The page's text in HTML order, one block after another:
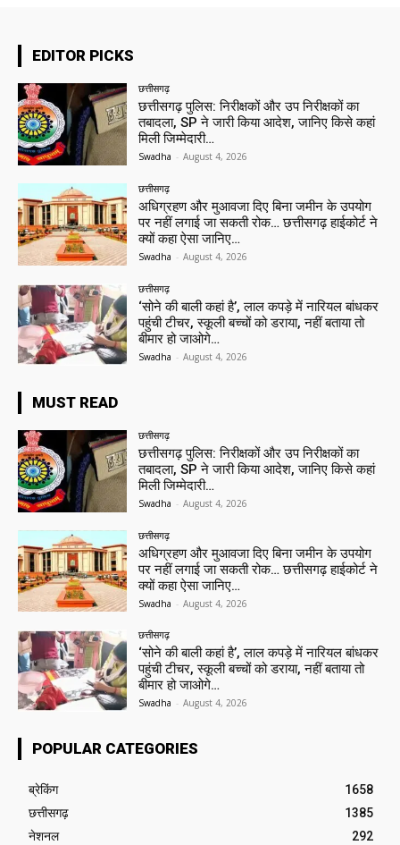
EDITOR PICKS
छत्तीसगढ़
छत्तीसगढ़ पुलिस: निरीक्षकों और उप निरीक्षकों का
तबादला, SP ने जारी किया आदेश, जानिए किसे कहां
मिली जिम्मेदारी…
Swadha - August 4, 2026
छत्तीसगढ़
अधिग्रहण और मुआवजा दिए बिना जमीन के उपयोग
पर नहीं लगाई जा सकती रोक… छत्तीसगढ़ हाईकोर्ट ने
क्यों कहा ऐसा जानिए…
Swadha - August 4, 2026
छत्तीसगढ़
‘सोने की बाली कहां है’, लाल कपड़े में नारियल बांधकर
पहुंची टीचर, स्कूली बच्चों को डराया, नहीं बताया तो
बीमार हो जाओगे…
Swadha - August 4, 2026
MUST READ
छत्तीसगढ़
छत्तीसगढ़ पुलिस: निरीक्षकों और उप निरीक्षकों का
तबादला, SP ने जारी किया आदेश, जानिए किसे कहां
मिली जिम्मेदारी…
Swadha - August 4, 2026
छत्तीसगढ़
अधिग्रहण और मुआवजा दिए बिना जमीन के उपयोग
पर नहीं लगाई जा सकती रोक… छत्तीसगढ़ हाईकोर्ट ने
क्यों कहा ऐसा जानिए…
Swadha - August 4, 2026
छत्तीसगढ़
‘सोने की बाली कहां है’, लाल कपड़े में नारियल बांधकर
पहुंची टीचर, स्कूली बच्चों को डराया, नहीं बताया तो
बीमार हो जाओगे…
Swadha - August 4, 2026
POPULAR CATEGORIES
ब्रेकिंग
1658
छत्तीसगढ़
1385
नेशनल
292